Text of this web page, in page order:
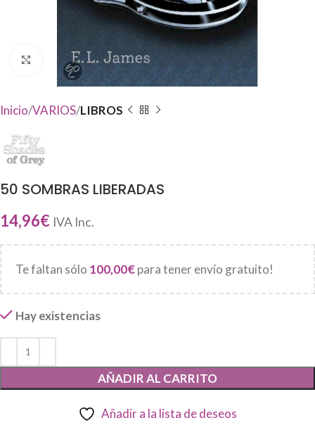
Haga Click para agrandar
Inicio VARIOS LIBROS
50 SOMBRAS LIBERADAS
14,96€ IVA Inc.
Te faltan sólo 100,00€para tener envío gratuito!
Hay existencias
AÑADIR AL CARRITO
Añadir a la lista de deseos